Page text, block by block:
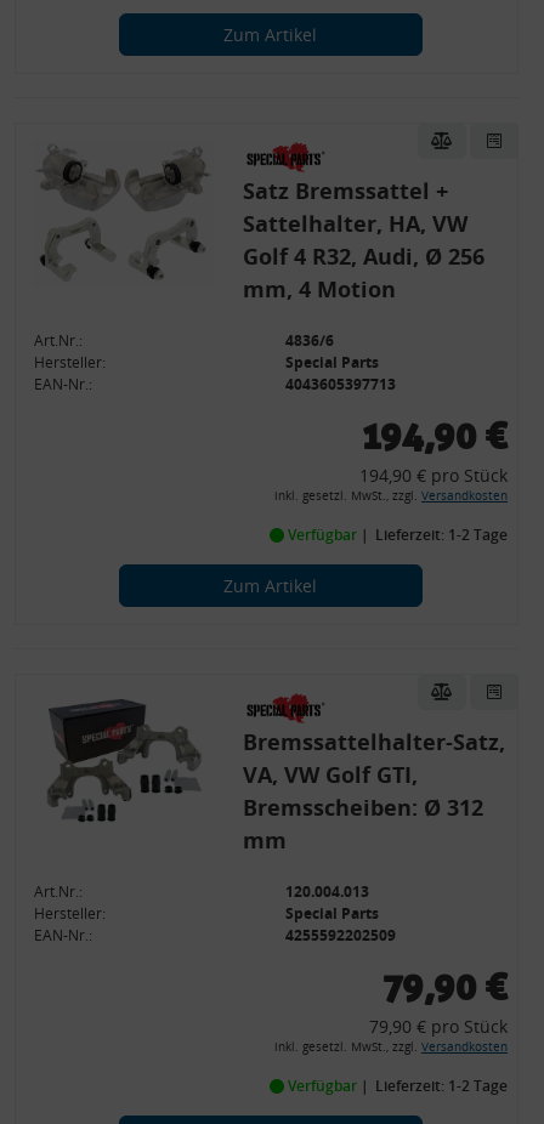
Zum Artikel
Satz Bremssattel +
Sattelhalter, HA, VW
Golf 4 R32, Audi, Ø 256
mm, 4 Motion
Art.Nr.:
4836/6
Hersteller:
Special Parts
EAN-Nr.:
4043605397713
194,90 €
194,90 € pro Stück
inkl. gesetzl. MwSt., zzgl. Versandkosten
Verfügbar Lieferzeit: 1-2 Tage
Zum Artikel
Bremssattelhalter-Satz,
VA, VW Golf GTI,
Bremsscheiben: Ø 312
mm
Art.Nr.:
120.004.013
Hersteller:
Special Parts
EAN-Nr.:
4255592202509
79,90 €
79,90 € pro Stück
inkl. gesetzl. MwSt., zzgl. Versandkosten
Verfügbar Lieferzeit: 1-2 Tage